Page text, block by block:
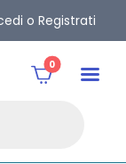
o Registrati
0